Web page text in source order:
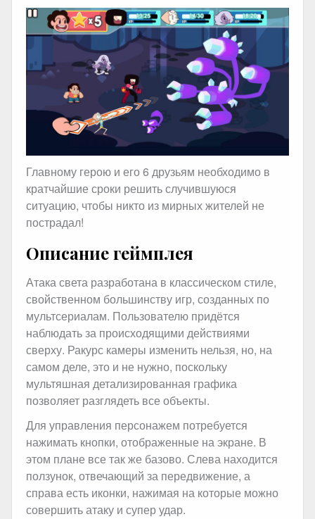
Главному герою и его 6 друзьям необходимо в
кратчайшие сроки решить случившуюся
ситуацию, чтобы никто из мирных жителей не
пострадал!
Описание геймплея
Атака света разработана в классическом стиле,
свойственном большинству игр, созданных по
мультсериалам. Пользователю придётся
наблюдать за происходящими действиями
сверху. Ракурс камеры изменить нельзя, но, на
самом деле, это и не нужно, поскольку
мультяшная детализированная графика
позволяет разглядеть все объекты.
Для управления персонажем потребуется
нажимать кнопки, отображенные на экране. В
этом плане все так же базово. Слева находится
ползунок, отвечающий за передвижение, а
справа есть иконки, нажимая на которые можно
совершить атаку и супер удар.